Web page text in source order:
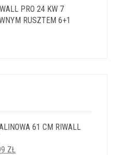
PRO 24 KW 7
RUSZTEM 6+1
61 CM RIWALL
ZŁ